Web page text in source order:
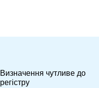
Визначення чутливе до
регістру